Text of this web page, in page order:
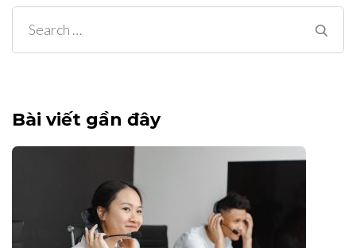
Search
for:
Bài viết gần đây